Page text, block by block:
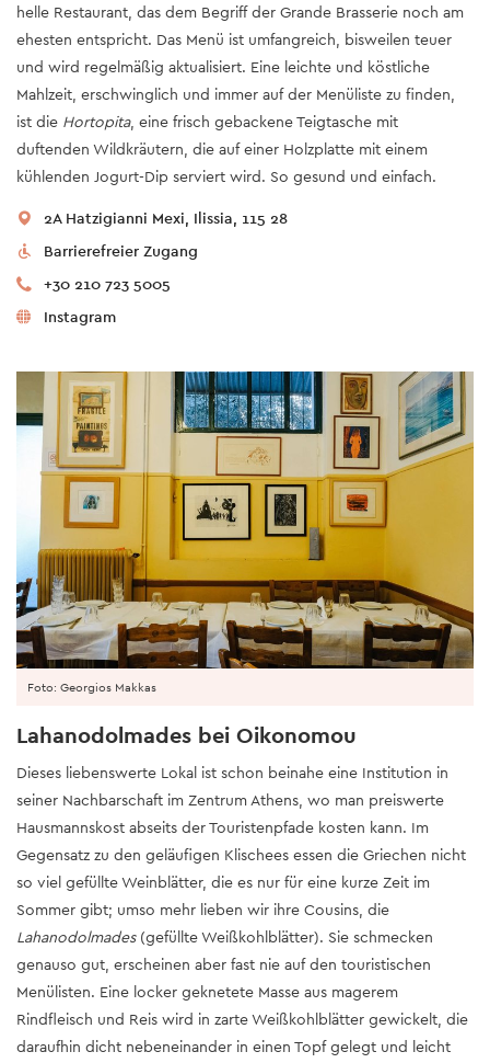
helle Restaurant, das dem Begriff der Grande Brasserie noch am
ehesten entspricht. Das Menü ist umfangreich, bisweilen teuer
und wird regelmäßig aktualisiert. Eine leichte und köstliche
Mahlzeit, erschwinglich und immer auf der Menüliste zu finden,
ist die Hortopita, eine frisch gebackene Teigtasche mit
duftenden Wildkräutern, die auf einer Holzplatte mit einem
kühlenden Jogurt-Dip serviert wird. So gesund und einfach.
2A Hatzigianni Mexi, Ilissia, 115 28
Barrierefreier Zugang
+30 210 723 5005
Instagram
Foto: Georgios Makkas
Lahanodolmades bei Oikonomou
Dieses liebenswerte Lokal ist schon beinahe eine Institution in
seiner Nachbarschaft im Zentrum Athens, wo man preiswerte
Hausmannskost abseits der Touristenpfade kosten kann. Im
Gegensatz zu den geläufigen Klischees essen die Griechen nicht
so viel gefüllte Weinblätter, die es nur für eine kurze Zeit im
Sommer gibt; umso mehr lieben wir ihre Cousins, die
Lahanodolmades(gefüllte Weißkohlblätter). Sie schmecken
genauso gut, erscheinen aber fast nie auf den touristischen
Menülisten. Eine locker geknetete Masse aus magerem
Rindfleisch und Reis wird in zarte Weißkohlblätter gewickelt, die
daraufhin dicht nebeneinander in einen Topf gelegt und leicht